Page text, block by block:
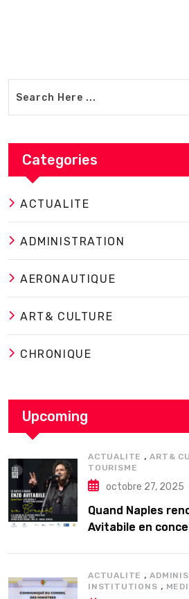
Categories
ACTUALITE
ADMINISTRATION
AERONAUTIQUE
ART& CULTURE
CHRONIQUE
Upcoming
ACTUALITE ,ART&
TOURISME
octobre 27, 2025
Quand Naples
Avitabile en
ACTUALITE ,
INSTITUTIONS ,